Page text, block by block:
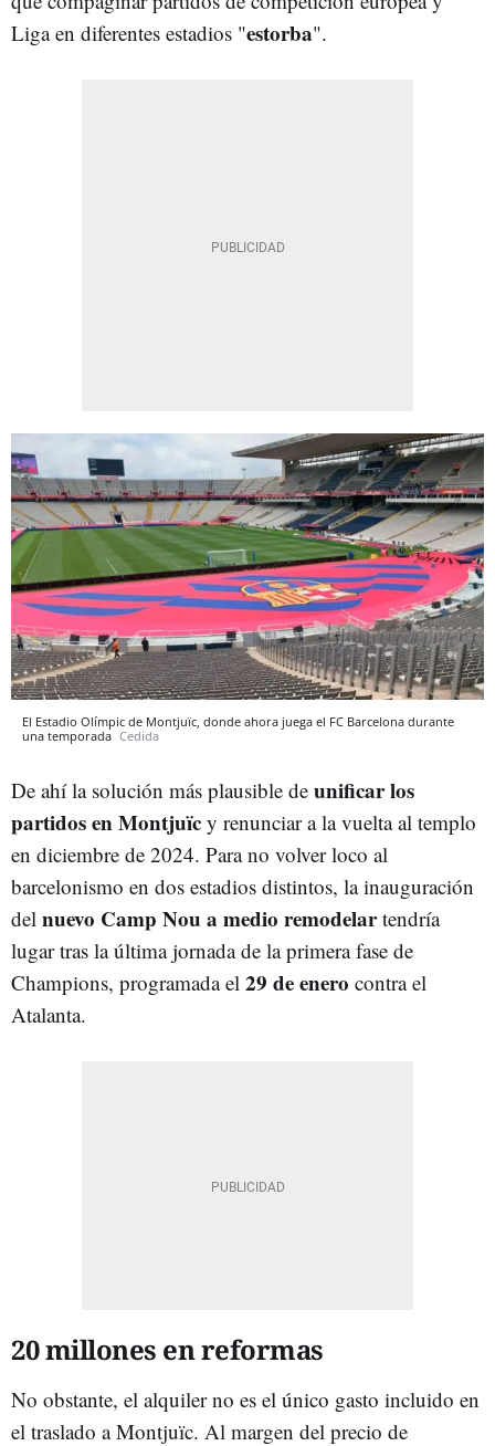
Liga en diferentes estadios "estorba".
El Estadio Olímpic de Montjuïc, donde ahora juega el FC Barcelona durante
una temporada Cedida
De ahí la solución más plausible de unificar los
partidos en Montjuïc y renunciar a la vuelta al templo
en diciembre de 2024. Para no volver loco al
barcelonismo en dos estadios distintos, la inauguración
del nuevo Camp Nou a medio remodelartendría
lugar tras la última jornada de la primera fase de
Champions, programada el 29 de enero contra el
Atalanta.
20 millones en reformas
No obstante, el alquiler no es el único gasto incluido en
el traslado a Montjuïc. Al margen del precio de